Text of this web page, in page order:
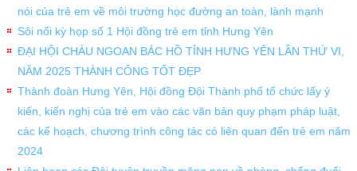
nói của trẻ em về môi trường học đường an toàn, lành mạnh
Sôi nổi kỳ họp số 1 Hội đồng trẻ em tỉnh Hưng Yên
ĐẠI HỘI CHÁU NGOAN BÁC HỒ TỈNH HƯNG YÊN LẦN THỨ VI,
NĂM 2025 THÀNH CÔNG TỐT ĐẸP
Thành đoàn Hưng Yên, Hội đồng Đội Thành phố tổ chức lấy ý
kiến, kiến nghị của trẻ em vào các văn bản quy phạm pháp luật,
các kế hoạch, chương trình công tác có liên quan đến trẻ em năm
2024